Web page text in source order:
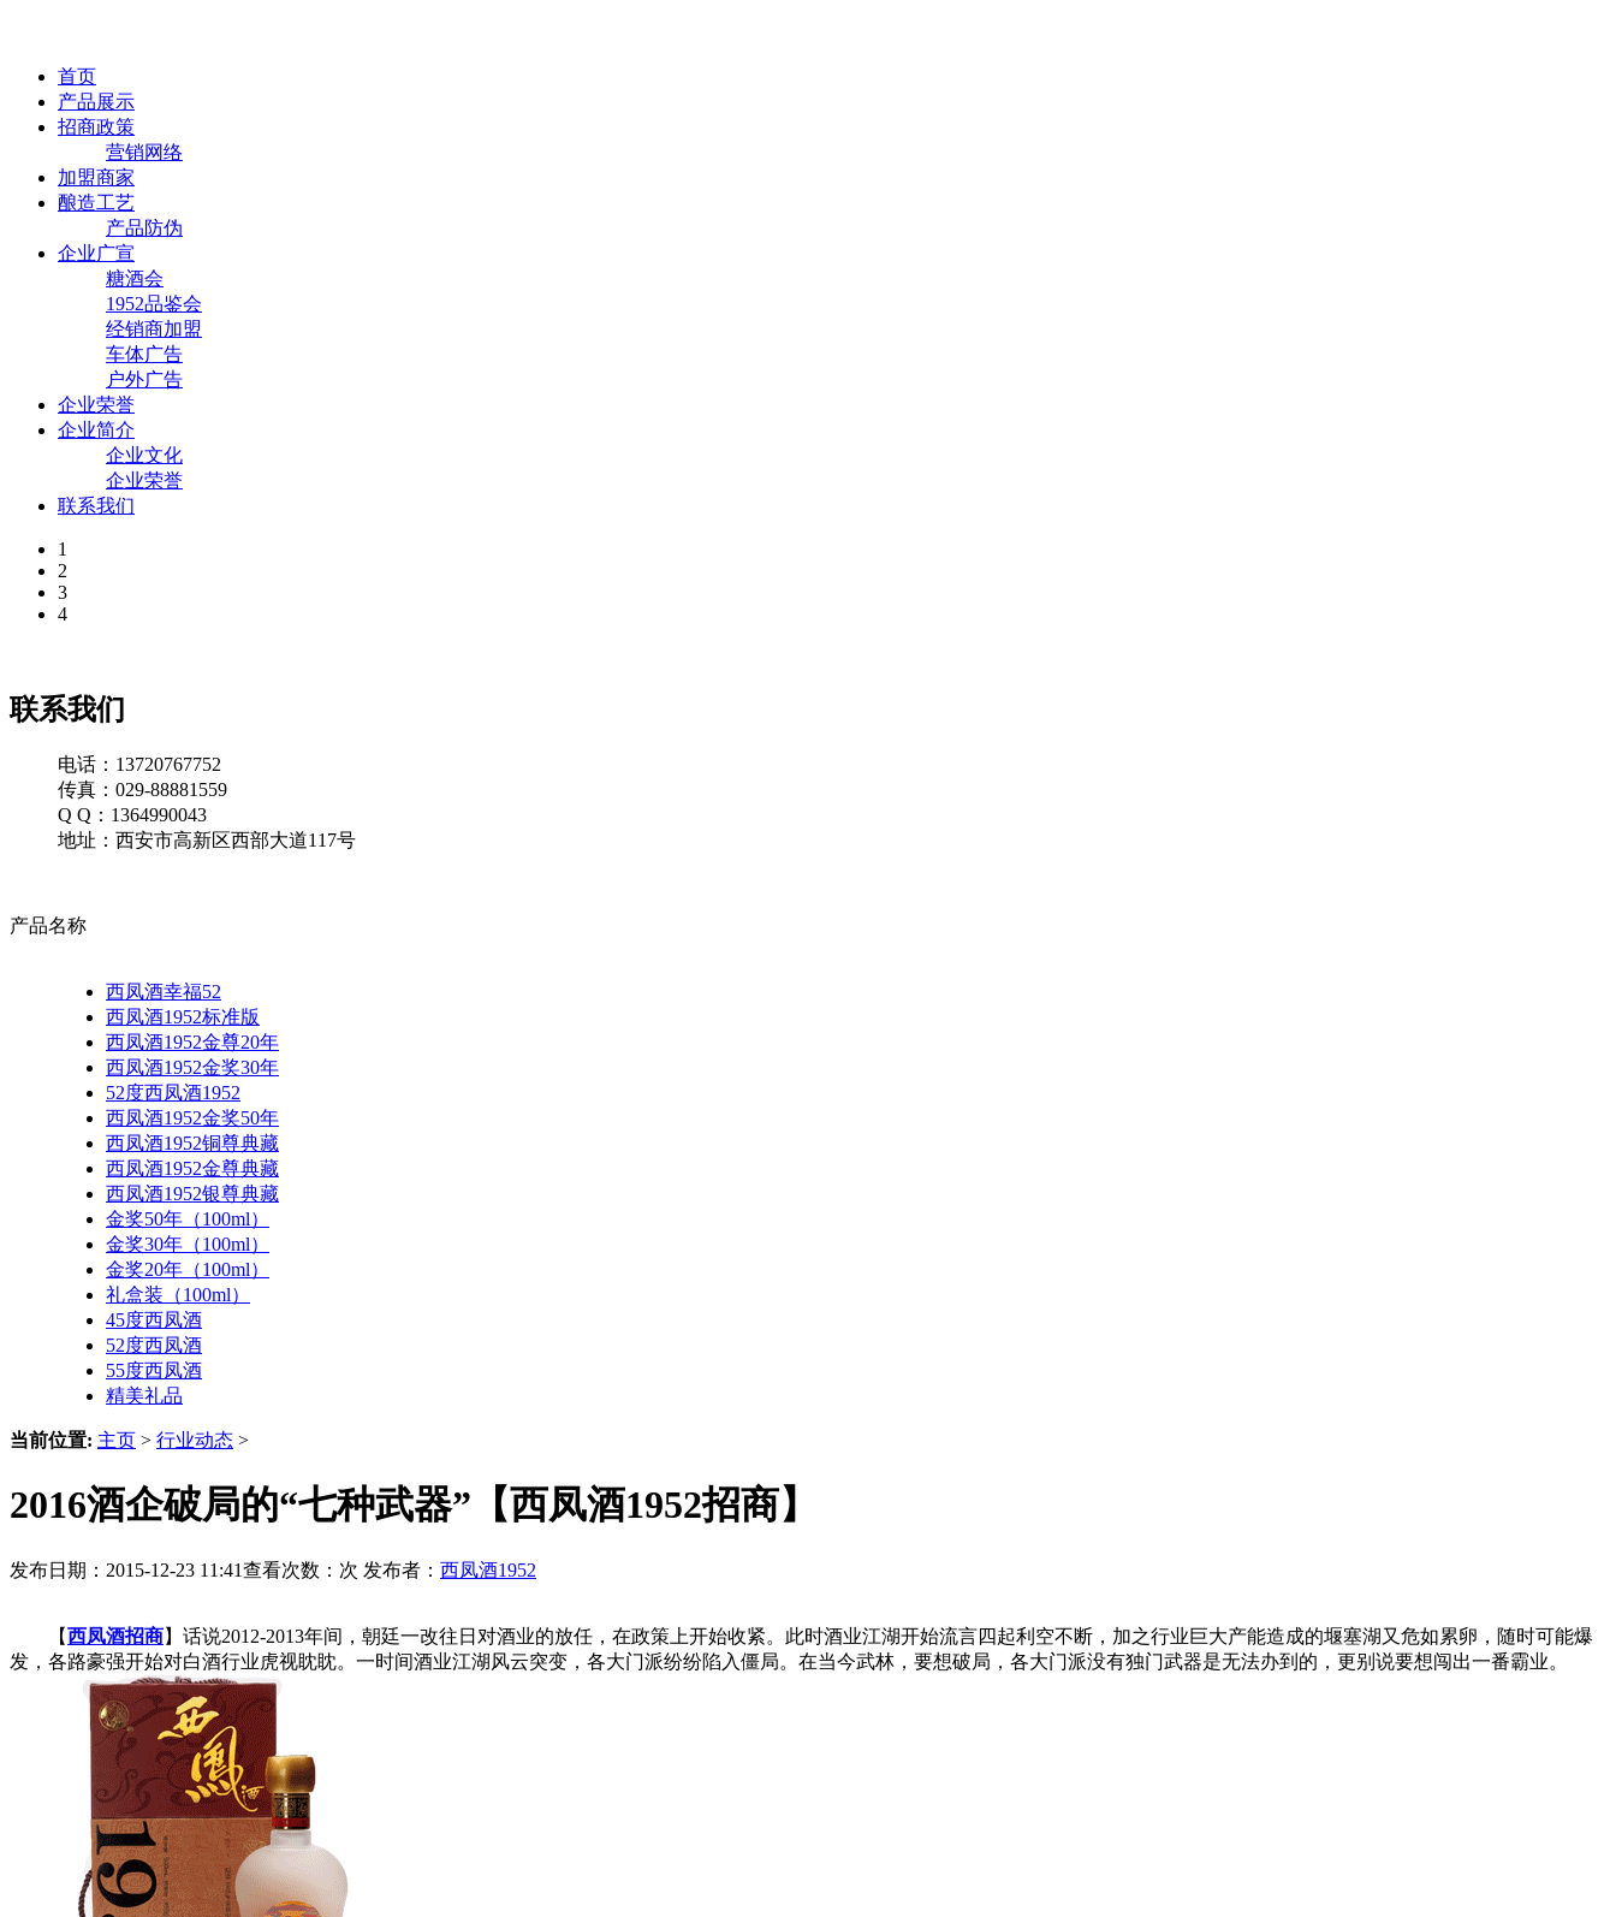
首页
产品展示
招商政策
营销网络
加盟商家
酿造工艺
产品防伪
企业广宣
糖酒会
1952品鉴会
经销商加盟
车体广告
户外广告
企业荣誉
企业简介
企业文化
企业荣誉
联系我们
1
2
3
4
联系我们
电话：13720767752
传真：029-88881559
Q Q：1364990043
地址：西安市高新区西部大道117号
产品名称
西凤酒幸福52
西凤酒1952标准版
西凤酒1952金尊20年
西凤酒1952金奖30年
52度西凤酒1952
西凤酒1952金奖50年
西凤酒1952铜尊典藏
西凤酒1952金尊典藏
西凤酒1952银尊典藏
金奖50年（100ml）
金奖30年（100ml）
金奖20年（100ml）
礼盒装（100ml）
45度西凤酒
52度西凤酒
55度西凤酒
精美礼品
当前位置: 主页 > 行业动态 >
2016酒企破局的“七种武器”【西凤酒1952招商】
发布日期：2015-12-23 11:41查看次数： 次 发布者： 西凤酒1952
【西凤酒招商】话说2012-2013年间，朝廷一改往日对酒业的放任，在政策上开始收紧。此时酒业江湖开始流言四起利空不断，加之行业巨大产能造成的堰塞湖又危如累卵，随时可能爆
发，各路豪强开始对白酒行业虎视眈眈。一时间酒业江湖风云突变，各大门派纷纷陷入僵局。在当今武林，要想破局，各大门派没有独门武器是无法办到的，更别说要想闯出一番霸业。